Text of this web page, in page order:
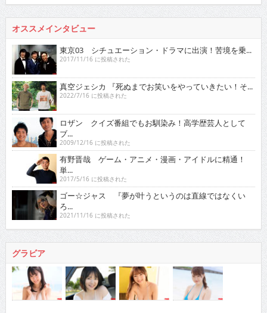
オススメインタビュー
東京03 シチュエーション・ドラマに出演！苦境を乗...
2017/11/16 に投稿された
真空ジェシカ 『死ぬまでお笑いをやっていきたい！そ...
2022/7/16 に投稿された
ロザン クイズ番組でもお馴染み！高学歴芸人として
ブ...
2009/12/16 に投稿された
有野晋哉 ゲーム・アニメ・漫画・アイドルに精通！
単...
2017/5/16 に投稿された
ゴー☆ジャス 『夢が叶うというのは直線ではなくい
ろ...
2021/11/16 に投稿された
グラビア